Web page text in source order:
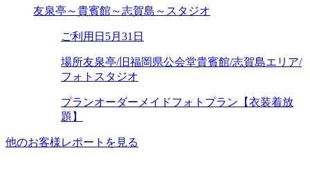
友泉亭～貴賓館～志賀島～スタジオ
ご利用日 5月31日
場所友泉亭/旧福岡県公会堂貴賓館/志賀島エリア/
フォトスタジオ
プランオーダーメイドフォトプラン【衣装着放
題】
他のお客様レポートを見る